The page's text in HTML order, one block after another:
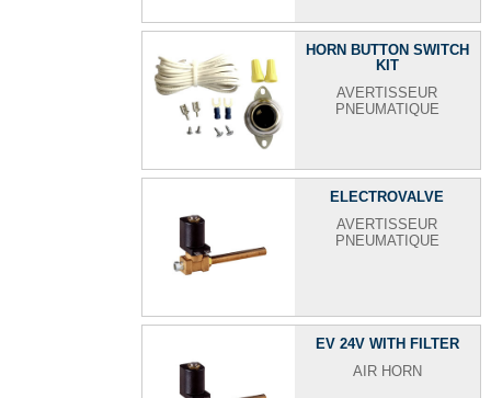
HORN BUTTON SWITCH
KIT
AVERTISSEUR
PNEUMATIQUE
ELECTROVALVE
AVERTISSEUR
PNEUMATIQUE
EV 24V WITH FILTER
AIR HORN